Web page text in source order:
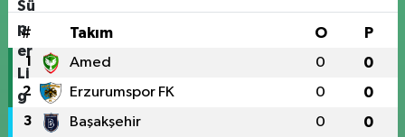
# Takım O P
1 Amed 0 0
2 Erzurumspor FK 0 0
3 Başakşehir 0 0